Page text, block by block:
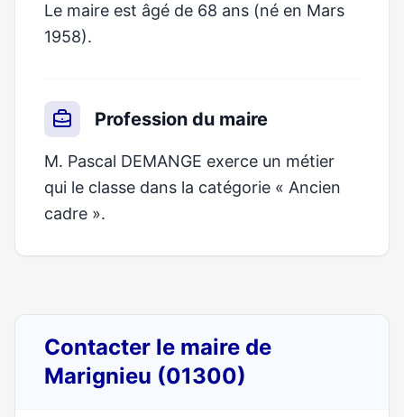
Le maire est âgé de 68 ans (né en Mars
1958).
Profession du maire
M. Pascal DEMANGE exerce un métier
qui le classe dans la catégorie « Ancien
cadre ».
Contacter le maire de
Marignieu (01300)